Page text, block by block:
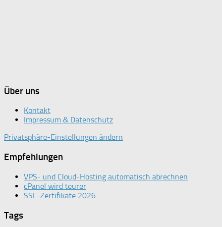
Über uns
Kontakt
Impressum & Datenschutz
Privatsphäre-Einstellungen ändern
Empfehlungen
VPS- und Cloud-Hosting automatisch abrechnen
cPanel wird teurer
SSL-Zertifikate 2026
Tags